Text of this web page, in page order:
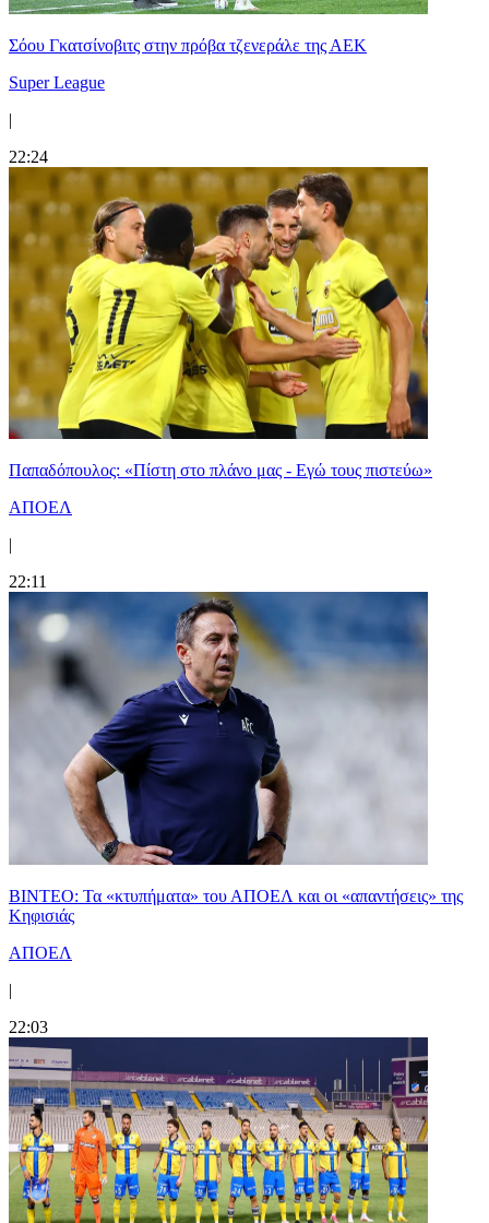
Σόου Γκατσίνοβιτς στην πρόβα τζενεράλε της ΑΕΚ
Super League
|
22:24
Παπαδόπουλος: «Πίστη στο πλάνο μας - Εγώ τους πιστεύω»
ΑΠΟΕΛ
|
22:11
ΒΙΝΤΕΟ: Τα «κτυπήματα» του ΑΠΟΕΛ και οι «απαντήσεις» της
Κηφισιάς
ΑΠΟΕΛ
|
22:03